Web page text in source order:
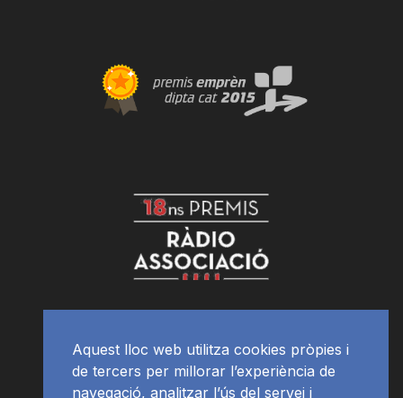
Aquest lloc web utilitza cookies pròpies i
de tercers per millorar l’experiència de
navegació, analitzar l’ús del servei i